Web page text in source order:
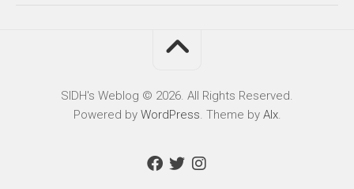
SIDH′s Weblog © 2026. All Rights Reserved.
Powered by WordPress . Theme by Alx.